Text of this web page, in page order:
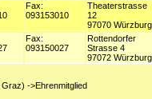
Fax:
093153010
Theaterstrasse
12
97070 Würzburg
Fax:
093150027
Rottendorfer
Strasse 4
97072 Würzburg
->Ehrenmitglied